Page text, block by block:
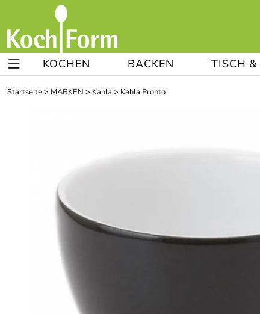
KOCHEN BACKEN TISCH &
Startseite> MARKEN > Kahla > Kahla Pronto